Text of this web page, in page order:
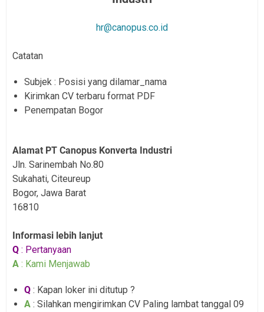
hr@canopus.co.id
Catatan
Subjek : Posisi yang dilamar_nama
Kirimkan CV terbaru format PDF
Penempatan Bogor
Alamat PT Canopus Konverta Industri
Jln. Sarinembah No.80
Sukahati, Citeureup
Bogor, Jawa Barat
16810
Informasi lebih lanjut
Q : Pertanyaan
A : Kami Menjawab
Q : Kapan loker ini ditutup ?
A : Silahkan mengirimkan CV Paling lambat tanggal 09